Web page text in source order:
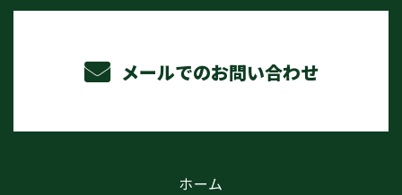
メールでのお問い合わせ
ホーム